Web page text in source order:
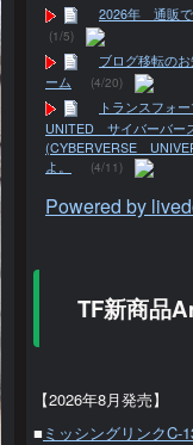
2026年 通販で
(1/5)
ブログ移転の
ーム
(4/20)
トランスフォ
UNITED サイバーバー
(CYBERVERSE
よ。
(4/11)
Powered by
TF新商品
【2026年8月発売】
■ ミッシングリンクC-